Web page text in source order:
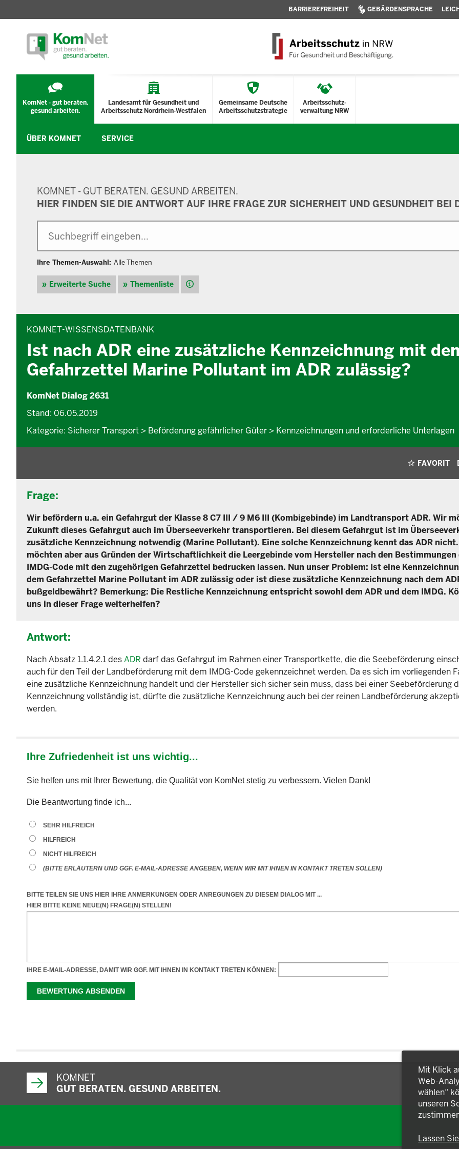
BARRIEREFREIHEIT GEBÄRDENSPRACHE
KomNet - gut beraten.
gesund arbeiten.
Landesamt für Gesundheit und
Arbeitsschutz Nordrhein-Westfalen
Gemeinsame Deutsche
Arbeitsschutzstrategie
Arbeitsschutz-
verwaltung NRW
ÜBER KOMNET SERVICE
KOMNET - GUT BERATEN. GESUND ARBEITEN.
HIER FINDEN SIE DIE ANTWORT AUF IHRE FRAGE ZUR SICHERHEIT UND GESUNDHEIT BEI
Ihre Themen-Auswahl: Alle Themen
Erweiterte Suche Themenliste Hilfe
KOMNET-WISSENSDATENBANK
Ist nach ADR eine zusätzliche Kennzeichnung mit
Gefahrzettel Marine Pollutant im ADR zulässig?
KomNet Dialog 2631
Stand: 06.05.2019
Kategorie: Sicherer Transport > Beförderung gefährlicher Güter > Kennzeichnungen und erforderliche Unterlagen
FAVORIT
Frage:
Wir befördern u.a. ein Gefahrgut der Klasse 8 C7 III / 9 M6 III (Kombigebinde) im Landtransport ADR. Wir
Zukunft dieses Gefahrgut auch im Überseeverkehr transportieren. Bei diesem Gefahrgut ist im
zusätzliche Kennzeichnung notwendig (Marine Pollutant). Eine solche Kennzeichnung kennt das ADR
möchten aber aus Gründen der Wirtschaftlichkeit die Leergebinde vom Hersteller nach den Bestimmungen
IMDG-Code mit den zugehörigen Gefahrzettel bedrucken lassen. Nun unser Problem: Ist eine
dem Gefahrzettel Marine Pollutant im ADR zulässig oder ist diese zusätzliche Kennzeichnung nach dem
bußgeldbewährt? Bemerkung: Die Restliche Kennzeichnung entspricht sowohl dem ADR und dem IMDG.
uns in dieser Frage weiterhelfen?
Antwort:
Nach Absatz 1.1.4.2.1 desADR darf das Gefahrgut im Rahmen einer Transportkette, die die Seebeförderung
auch für den Teil der Landbeförderung mit dem IMDG-Code gekennzeichnet werden. Da es sich im vorliegenden
eine zusätzliche Kennzeichnung handelt und der Hersteller sich sicher sein muss, dass bei einer Seebeförderung
Kennzeichnung vollständig ist, dürfte die zusätzliche Kennzeichnung auch bei der reinen Landbeförderung
werden.
KOMNET
GUT BERATEN. GESUND ARBEITEN.
Mit Klick
Web-
wählen“
unseren
Lassen